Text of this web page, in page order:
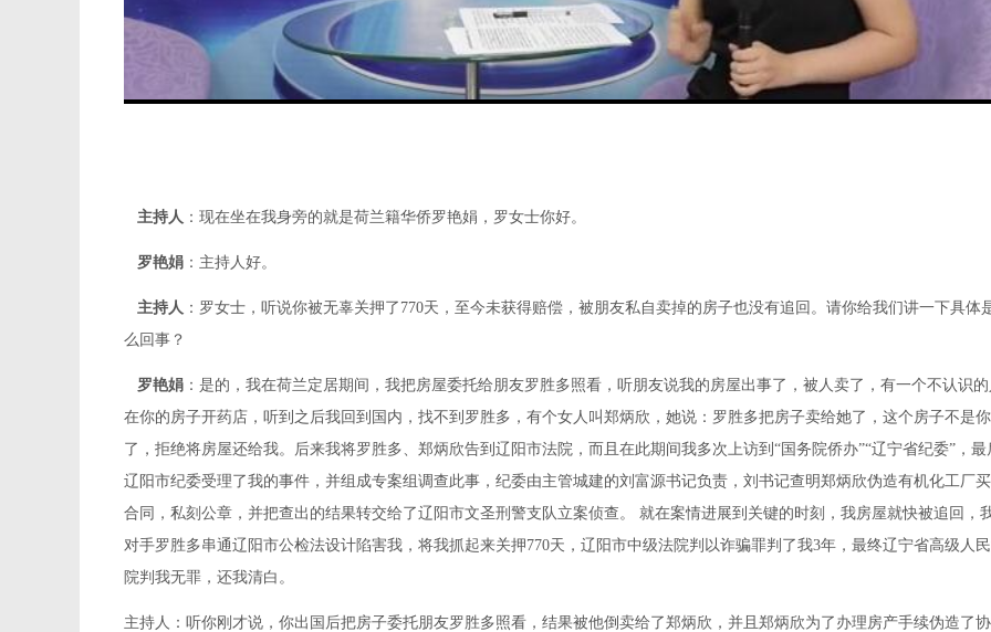
主持人 ：现在坐在我身旁的就是荷兰籍华侨罗艳娟，罗女士你好。
罗艳娟 ：主持人好。
主持人 ：罗女士，听说你被无辜关押了770天，至今未获得赔偿，被朋友私自卖掉的房子也没有追回。请你给我们讲一下具体
么回事？
罗艳娟 ：是的，我在荷兰定居期间，我把房屋委托给朋友罗胜多照看，听朋友说我的房屋出事了，被人卖了，有一个不认识的
在你的房子开药店，听到之后我回到国内，找不到罗胜多，有个女人叫郑炳欣，她说：罗胜多把房子卖给她了，这个房子不是
了，拒绝将房屋还给我。后来我将罗胜多、郑炳欣告到辽阳市法院，而且在此期间我多次上访到“国务院侨办”“辽宁省纪委”，最
辽阳市纪委受理了我的事件，并组成专案组调查此事，纪委由主管城建的刘富源书记负责，刘书记查明郑炳欣伪造有机化工厂
合同，私刻公章，并把查出的结果转交给了辽阳市文圣刑警支队立案侦查。 就在案情进展到关键的时刻，我房屋就快被追回，
对手罗胜多串通辽阳市公检法设计陷害我，将我抓起来关押770天，辽阳市中级法院判以诈骗罪判了我3年，最终辽宁省高级人
院判我无罪，还我清白。
主持人：听你刚才说，你出国后把房子委托朋友罗胜多照看，结果被他倒卖给了郑炳欣，并且郑炳欣为了办理房产手续伪造了协